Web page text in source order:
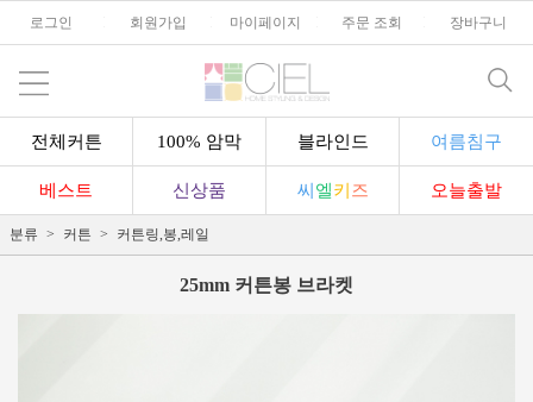
로그인 회원가입 마이페이지 주문 조회 장바구니
전체커튼 100% 암막 블라인드 여름침구
베스트 신상품 씨 엘키 즈 오늘출발
분류 커튼 커튼링,봉,레일
25mm 커튼봉 브라켓